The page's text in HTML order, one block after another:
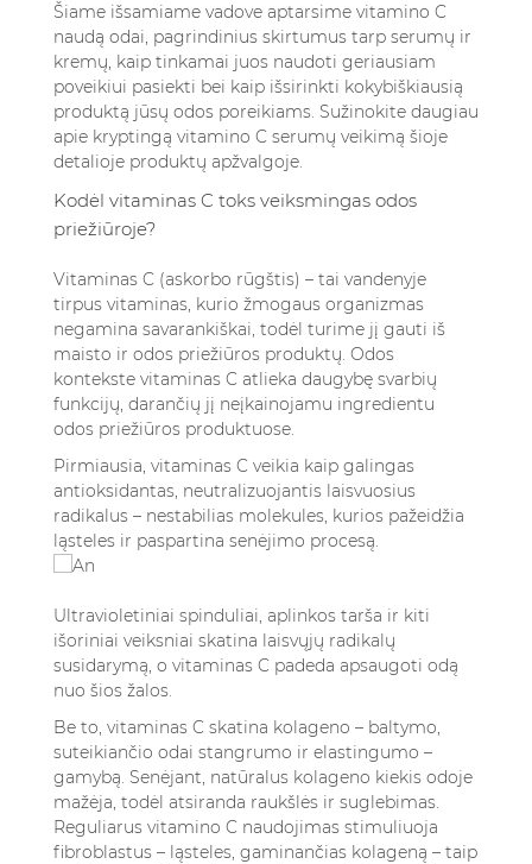
Šiame išsamiame vadove aptarsime vitamino C
naudą odai, pagrindinius skirtumus tarp serumų ir
kremų, kaip tinkamai juos naudoti geriausiam
poveikiui pasiekti bei kaip išsirinkti kokybiškiausią
produktą jūsų odos poreikiams. Sužinokite daugiau
apie kryptingą vitamino C serumų veikimą šioje
detalioje produktų apžvalgoje.
Kodėl vitaminas C toks veiksmingas odos
priežiūroje?
Vitaminas C (askorbo rūgštis) – tai vandenyje
tirpus vitaminas, kurio žmogaus organizmas
negamina savarankiškai, todėl turime jį gauti iš
maisto ir odos priežiūros produktų. Odos
kontekste vitaminas C atlieka daugybę svarbių
funkcijų, darančių jį neįkainojamu ingredientu
odos priežiūros produktuose.
Pirmiausia, vitaminas C veikia kaip galingas
antioksidantas, neutralizuojantis laisvuosius
radikalus – nestabilias molekules, kurios pažeidžia
ląsteles ir paspartina senėjimo procesą.
Ultravioletiniai spinduliai, aplinkos tarša ir kiti
išoriniai veiksniai skatina laisvųjų radikalų
susidarymą, o vitaminas C padeda apsaugoti odą
nuo šios žalos.
Be to, vitaminas C skatina kolageno – baltymo,
suteikiančio odai stangrumo ir elastingumo –
gamybą. Senėjant, natūralus kolageno kiekis odoje
mažėja, todėl atsiranda raukšlės ir suglebimas.
Reguliarus vitamino C naudojimas stimuliuoja
fibroblastus – ląsteles, gaminančias kolageną – taip